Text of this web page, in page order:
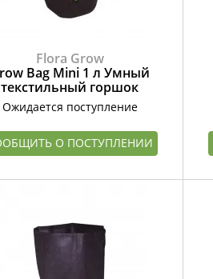
Flora Grow
Bag Mini 1 л Умный
текстильный горшок
Ожидается поступление
О ПОСТУПЛЕНИИ